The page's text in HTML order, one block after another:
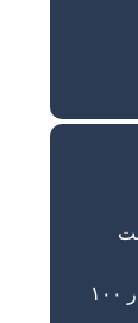
مصرف سوخت ترکیبی|:۷.۹ لیتر در ۱۰۰